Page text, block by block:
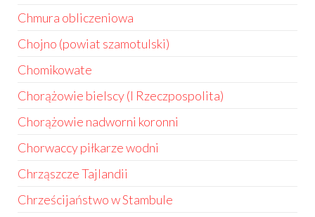
Chmura obliczeniowa
Chojno (powiat szamotulski)
Chomikowate
Chorążowie bielscy (I Rzeczpospolita)
Chorążowie nadworni koronni
Chorwaccy piłkarze wodni
Chrząszcze Tajlandii
Chrześcijaństwo w Stambule